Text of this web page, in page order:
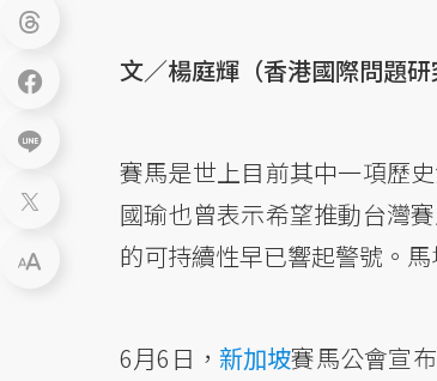
文／楊庭輝（香港國際問題研
賽馬是世上目前其中一項歷
國瑜也曾表示希望推動台灣
的可持續性早已響起警號。
6月6日， 新加坡賽馬公會宣